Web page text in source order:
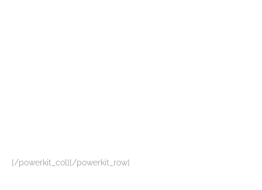
[/powerkit_col][/powerkit_row]